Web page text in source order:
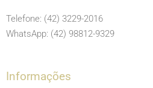
o
o
g
r
m
b
e
Telefone: (42) 3229-2016
WhatsApp: (42) 98812-9329
Informações